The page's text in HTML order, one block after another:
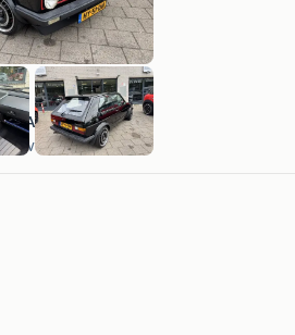
Automotive
Gravenhage